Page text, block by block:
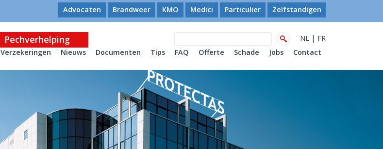
Advocaten Brandweer KMO Medici Particulier Zelfstandigen
Pechverhelping NL | FR
Verzekeringen Nieuws Documenten Tips FAQ Offerte Schade Jobs Contact